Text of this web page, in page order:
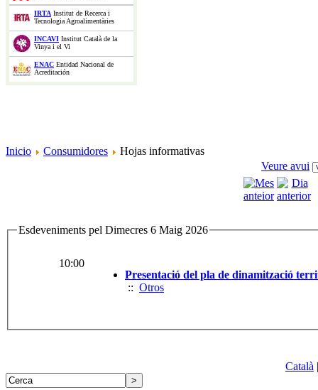
IRTA Institut de Recerca i
Tecnologia Agroalimentàries
INCAVI Institut Català de la
Vinya i el Vi
ENAC Entidad Nacional de
Acreditación
Inicio Consumidores
Hojas informativas
Veure avui
Esdeveniments pel Dimecres 6 Maig 2026
10:00
Presentació del pla de dinamització
:: Otros
Català